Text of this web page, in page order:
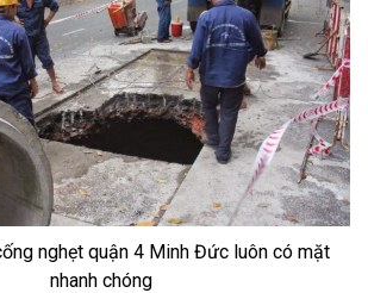
nghẹt quận 4 Minh Đức luôn có mặt
nhanh chóng